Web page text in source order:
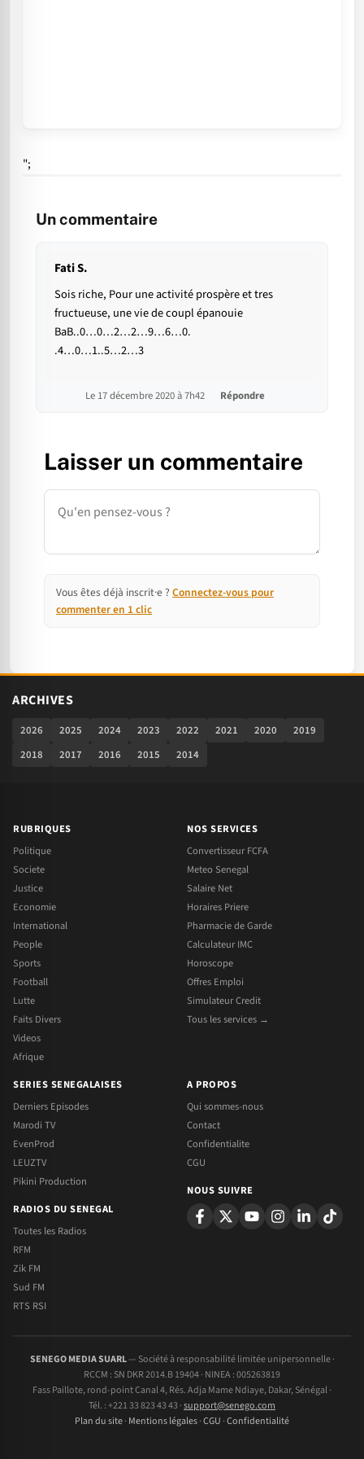
";
Un commentaire
Fati S.
Sois riche, Pour une activité prospère et tres
fructueuse, une vie de coupl épanouie
BaB..0…0…2…2…9…6…0.
.4…0…1..5…2…3
Le 17 décembre 2020 à 7h42 Répondre
Laisser un commentaire
Commentaire
Vous êtes déjà inscrit·e ? Connectez-vous pour
commenter en 1 clic
ARCHIVES
2026 2025 2024 2023 2022 2021 2020
2019
2018
2017 2016 2015 2014
RUBRIQUES
Politique
Societe
Justice
Economie
International
People
Sports
Football
Lutte
Faits Divers
Videos
Afrique
NOS SERVICES
Convertisseur FCFA
Meteo Senegal
Salaire Net
Horaires Priere
Pharmacie de Garde
Calculateur IMC
Horoscope
Offres Emploi
Simulateur Credit
Tous les services →
SERIES SENEGALAISES
Derniers Episodes
Marodi TV
EvenProd
LEUZTV
Pikini Production
RADIOS DU SENEGAL
Toutes les Radios
RFM
Zik FM
Sud FM
RTS RSI
A PROPOS
Qui sommes-nous
Contact
Confidentialite
CGU
NOUS SUIVRE
SENEGO MEDIA SUARL— Société à responsabilité limitée unipersonnelle ·
RCCM : SN DKR 2014.B 19404 · NINEA : 005263819
Fass Paillote, rond-point Canal 4, Rés. Adja Mame Ndiaye, Dakar, Sénégal ·
Tél. : +221 33 823 43 43 ·support@senego.com
Plan du site· Mentions légales·CGU ·Confidentialité